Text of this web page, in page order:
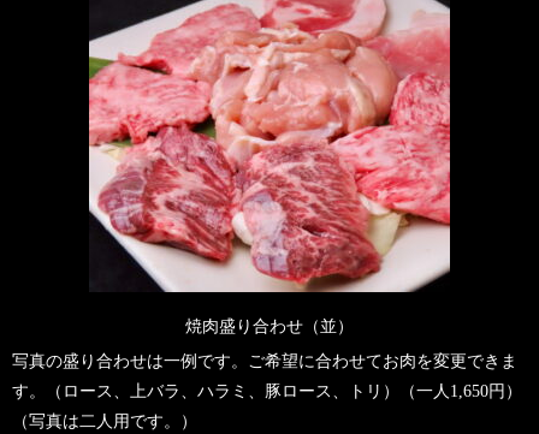
焼肉盛り合わせ（並）
写真の盛り合わせは一例です。ご希望に合わせてお肉を変更できま
す。（ロース、上バラ、ハラミ、豚ロース、トリ）（一人1,650円）
（写真は二人用です。）